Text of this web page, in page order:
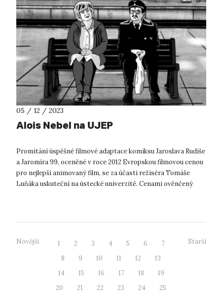
05 / 12 / 2023
Alois Nebel na UJEP
Promítání úspěšné filmové adaptace komiksu Jaroslava Rudiše
a Jaromíra 99, oceněné v roce 2012 Evropskou filmovou cenou
pro nejlepší animovaný film, se za účasti režiséra Tomáše
Luňáka uskuteční na ústecké univerzitě. Cenami ověnčený
Novější 1 2 3 4 5 6
7
8
9 10 11 12
13
14
15 16 17 18
19
20
21 22 23 24
25
Starší